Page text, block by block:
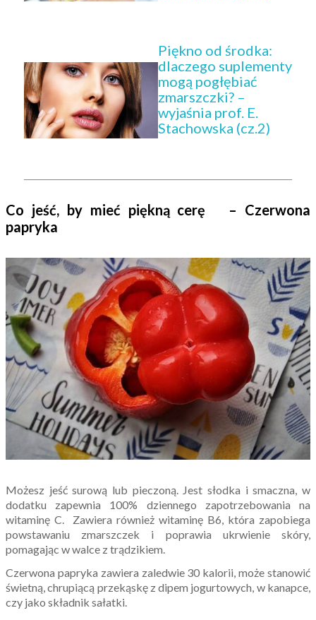
Piękno od środka:
dlaczego suplementy
mogą pogłębiać
zmarszczki? –
wyjaśnia prof. E.
Stachowska (cz.2)
Co jeść, by mieć piękną cerę – Czerwona
papryka
Możesz jeść surową lub pieczoną. Jest słodka i smaczna, w
dodatku zapewnia 100% dziennego zapotrzebowania na
witaminę C. Zawiera również witaminę B6, która zapobiega
powstawaniu zmarszczek i poprawia ukrwienie skóry,
pomagając w walce z trądzikiem.
Czerwona papryka zawiera zaledwie 30 kalorii, może stanowić
świetną, chrupiącą przekąskę z dipem jogurtowych, w kanapce,
czy jako składnik sałatki.